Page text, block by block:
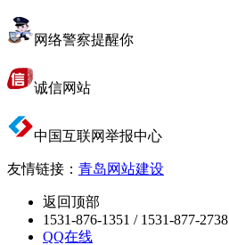
网络警察提醒你
诚信网站
中国互联网举报中心
友情链接： 青岛网站建设
返回顶部
1531-876-1351 / 1531-877-2738
QQ在线